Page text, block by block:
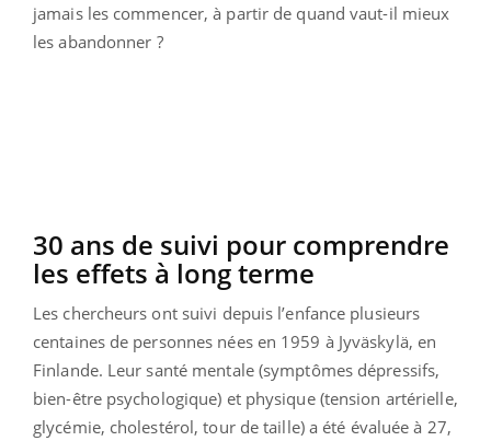
jamais les commencer, à partir de quand vaut-il mieux
les abandonner ?
30 ans de suivi pour comprendre
les effets à long terme
Les chercheurs ont suivi depuis l’enfance plusieurs
centaines de personnes nées en 1959 à Jyväskylä, en
Finlande. Leur santé mentale (symptômes dépressifs,
bien-être psychologique) et physique (tension artérielle,
glycémie, cholestérol, tour de taille) a été évaluée à 27,